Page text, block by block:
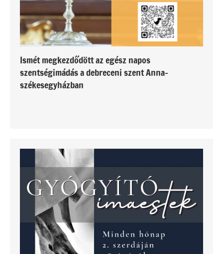
Ismét megkezdődött az egész napos
szentségimádás a debreceni szent Anna-
székesegyházban